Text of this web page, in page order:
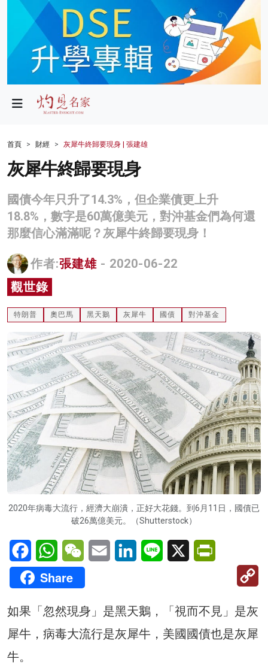
政局
財經
生活
商業
科技
影片
名家榜
灼見活動
關於我們
首頁 財經 灰犀牛終歸要現身 | 張建雄
灰犀牛終歸要現身
國債今年只升了14.3%，但企業債更上升
18.8%，數字是60萬億美元，對沖基金們為何還
那麼信心滿滿呢？灰犀牛終歸要現身！
作者:張建雄 - 2020-06-22
觀世錄
特朗普 奧巴馬 黑天鵝 灰犀牛 國債 對沖基金
2020年病毒大流行，經濟大崩潰，正好大花錢。到6月11日，國債已
破26萬億美元。（Shutterstock）
FacebookWhatsAppWeChatEmail LinkedInLine X
Share
如果「忽然現身」是黑天鵝，「視而不見」是灰
犀牛，病毒大流行是灰犀牛，美國國債也是灰犀
牛。